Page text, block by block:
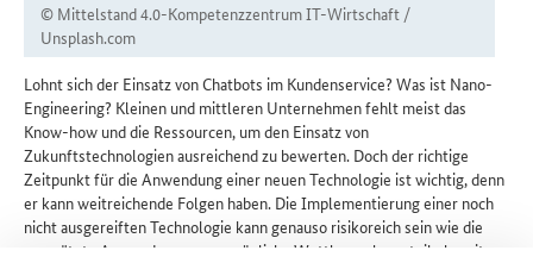
© Mittelstand 4.0-Kompetenzzentrum IT-Wirtschaft /
Unsplash.com
Lohnt sich der Einsatz von Chatbots im Kundenservice? Was ist Nano-
Engineering? Kleinen und mittleren Unternehmen fehlt meist das
Know-how und die Ressourcen, um den Einsatz von
Zukunftstechnologien ausreichend zu bewerten. Doch der richtige
Zeitpunkt für die Anwendung einer neuen Technologie ist wichtig, denn
er kann weitreichende Folgen haben. Die Implementierung einer noch
nicht ausgereiften Technologie kann genauso risikoreich sein wie die
verspätete Anwendung, wenn mögliche Wettbewerbsvorteile bereits